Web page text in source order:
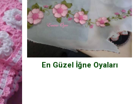
En Güzel İğne Oyaları